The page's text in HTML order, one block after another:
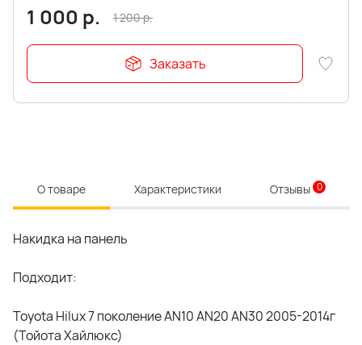
1 000 р. 1 200р.
Заказать
О товаре Характеристики Отзывы 0
Накидка на панель
Подходит:
Toyota Hilux 7 поколение AN10 AN20 AN30 2005-2014г
(Тойота Хайлюкс)